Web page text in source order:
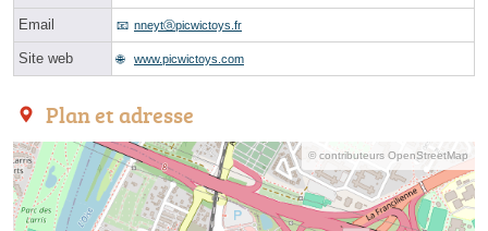
Email nneytⓐpicwictoys.fr
Site web www.picwictoys.com
Plan et adresse
© contributeurs OpenStreetMap